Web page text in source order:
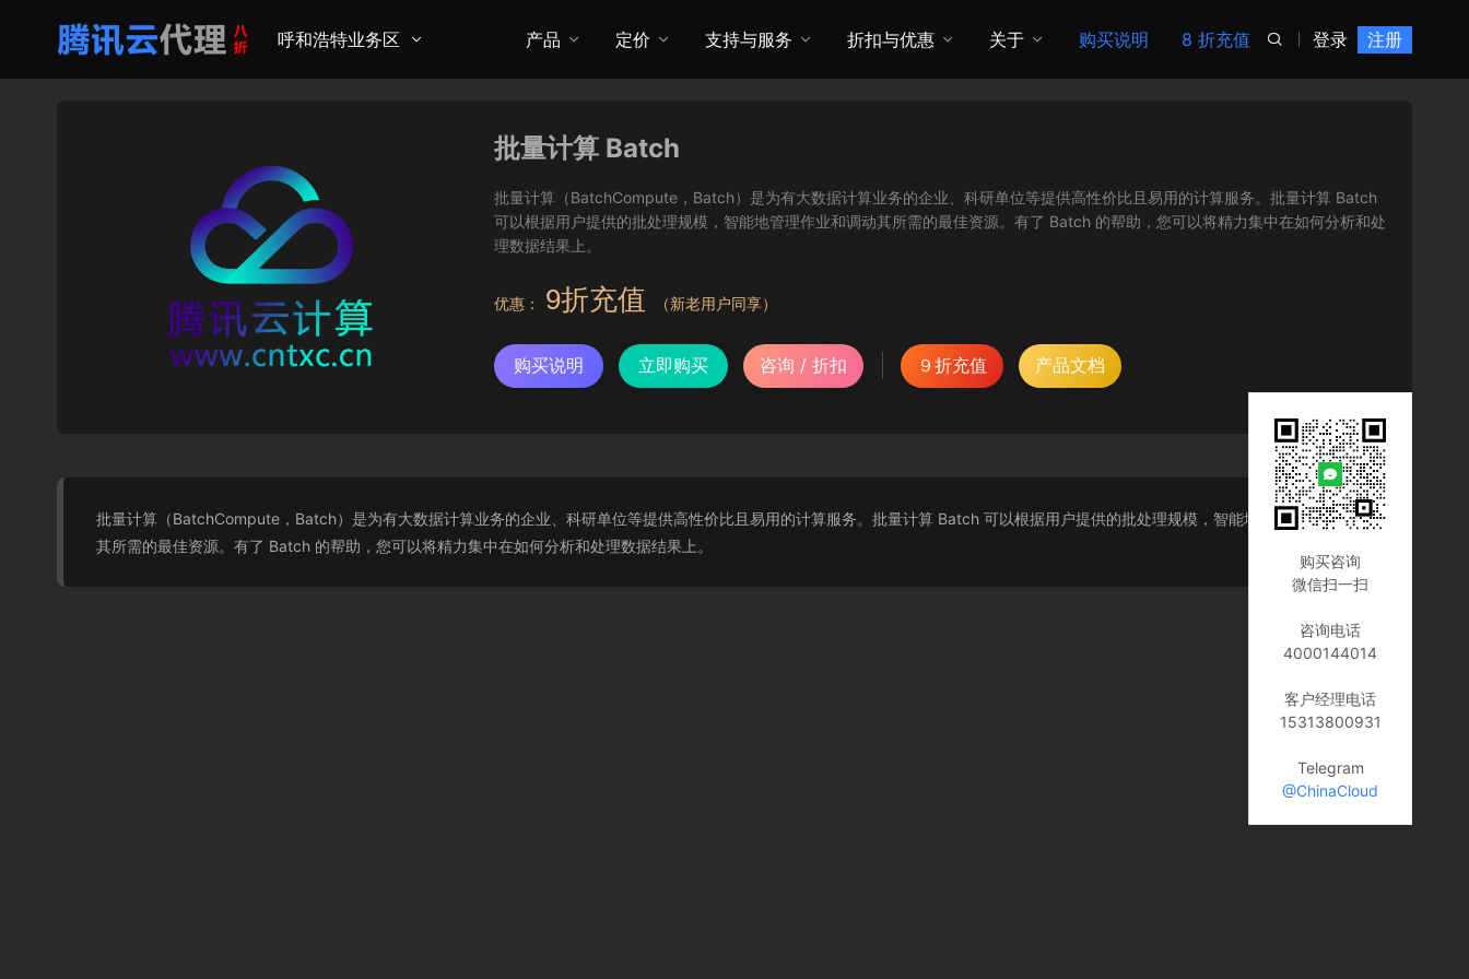
呼和浩特业务区 登录 注册

产品 定价 支持与服务 折扣与优惠 关于 购买说明 8 折充值
批量计算 Batch
批量计算（BatchCompute，Batch）是为有大数据计算业务的企业、科研单位等提供高性价比且易用的计算服务。批量计算 Batch
可以根据用户提供的批处理规模，智能地管理作业和调动其所需的最佳资源。有了 Batch 的帮助，您可以将精力集中在如何分析和处
理数据结果上。
优惠： 9折充值 （新老用户同享）
购买说明 立即购买 咨询 / 折扣 ９折充值 产品文档
批量计算（BatchCompute，Batch）是为有大数据计算业务的企业、科研单位等提供高性价比且易用的计算服务。批量计算 Batch 可以根据用户提供的批处理规模，智能地管理作业和调动
其所需的最佳资源。有了 Batch 的帮助，您可以将精力集中在如何分析和处理数据结果上。
购买咨询
微信扫一扫
咨询电话
4000144014
客户经理电话
15313800931
Telegram
@ChinaCloud